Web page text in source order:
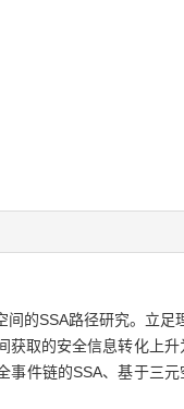
的SSA路径研究。立足
取的安全信息转化上
件链的SSA、基于三